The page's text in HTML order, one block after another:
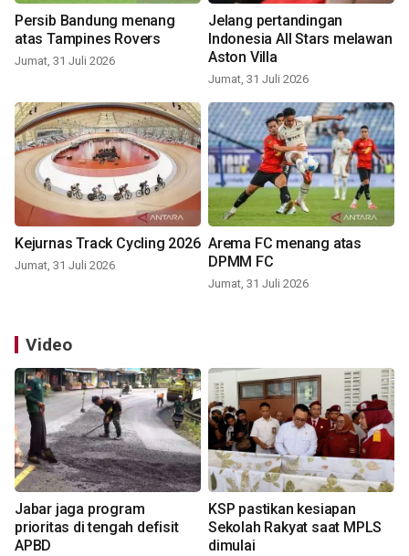
Persib Bandung menang
atas Tampines Rovers
Jumat, 31 Juli 2026
Jelang pertandingan
Indonesia All Stars melawan
Aston Villa
Jumat, 31 Juli 2026
Kejurnas Track Cycling 2026
Jumat, 31 Juli 2026
Arema FC menang atas
DPMM FC
Jumat, 31 Juli 2026
Video
Jabar jaga program
prioritas di tengah defisit
APBD
KSP pastikan kesiapan
Sekolah Rakyat saat MPLS
dimulai